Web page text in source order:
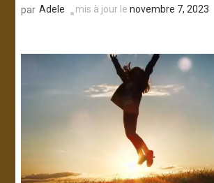
par Adele mis à jour lenovembre 7, 2023